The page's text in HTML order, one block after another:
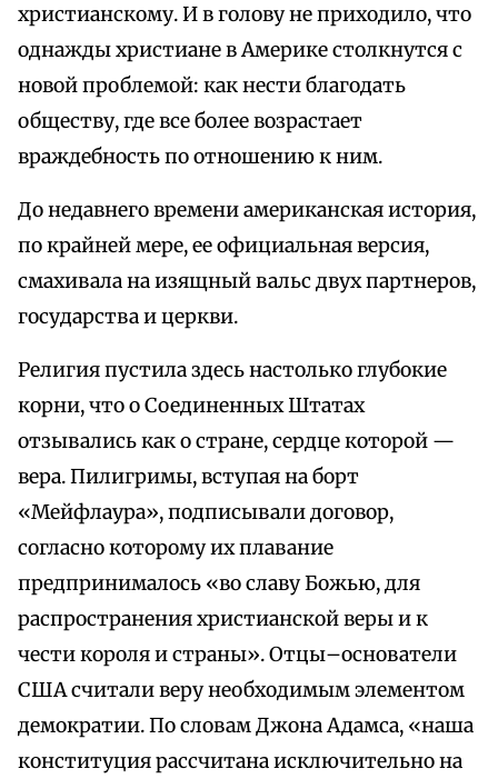
христианскому. И в голову не приходило, что
однажды христиане в Америке столкнутся с
новой проблемой: как нести благодать
обществу, где все более возрастает
враждебность по отношению к ним.
До недавнего времени американская история,
по крайней мере, ее официальная версия,
смахивала на изящный вальс двух партнеров,
государства и церкви.
Религия пустила здесь настолько глубокие
корни, что о Соединенных Штатах
отзывались как о стране, сердце которой —
вера. Пилигримы, вступая на борт
«Мейфлаура», подписывали договор,
согласно которому их плавание
предпринималось «во славу Божью, для
распространения христианской веры и к
чести короля и страны». Отцы–основатели
США считали веру необходимым элементом
демократии. По словам Джона Адамса, «наша
конституция рассчитана исключительно на